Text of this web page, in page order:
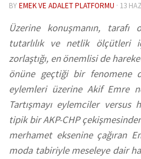
BYEMEK VE ADALET PLATFORMU · 13
Üzerine konuşmanın, tarafı
tutarlılık ve netlik ölçütleri
zorlaştığı, en önemlisi de
önüne geçtiği bir fenomene
eylemleri üzerine Akif Emre
Tartışmayı eylemciler
tipik bir AKP-CHP
merhamet eksenine çağıran
moda tabiriyle meseleye dair